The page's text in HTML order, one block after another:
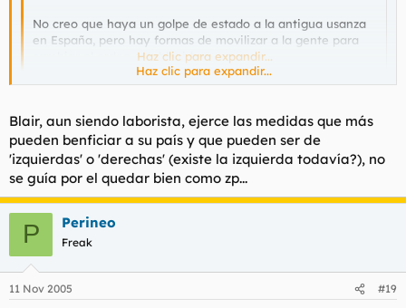
No creo que haya un golpe de estado a la antigua usanza
en España, pero hay formas de movilizar a la gente para
cambiar el orden establecido...
Haz clic para expandir...
es precisamente un angelito.
Haz clic para expandir...
Blair, aun siendo laborista, ejerce las medidas que más
pueden benficiar a su país y que pueden ser de
'izquierdas' o 'derechas' (existe la izquierda todavía?), no
se guía por el quedar bien como zp...
P Perineo
Freak
11 Nov 2005 #19